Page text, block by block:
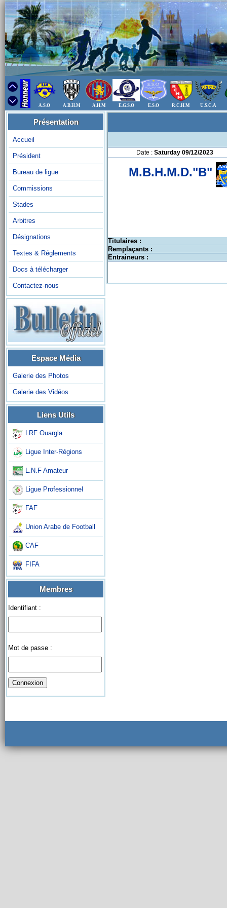
A.S.O A.B.H.M A.H.M E.G.S.O E.S.O R.C.H.M U.S.C.A
Présentation
Accueil
Président
Bureau de ligue
Commissions
Stades
Arbitres
Désignations
Textes & Réglements
Docs à télécharger
Contactez-nous
Espace Média
Galerie des Photos
Galerie des Vidéos
Liens Utils
LRF Ouargla
Ligue Inter-Régions
L.N.F Amateur
Ligue Professionnel
FAF
Union Arabe de Football
CAF
FIFA
Membres
Identifiant :
Mot de passe :
Date : Saturday 09/12/2023
M.B.H.M.D."B"
Titulaires :
Remplaçants :
Entraineurs :